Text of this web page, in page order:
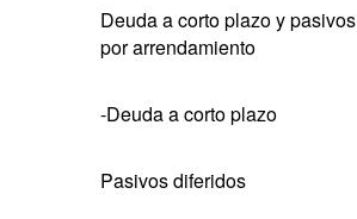
Deuda a corto plazo y pasivos
por arrendamiento
-Deuda a corto plazo
Pasivos diferidos